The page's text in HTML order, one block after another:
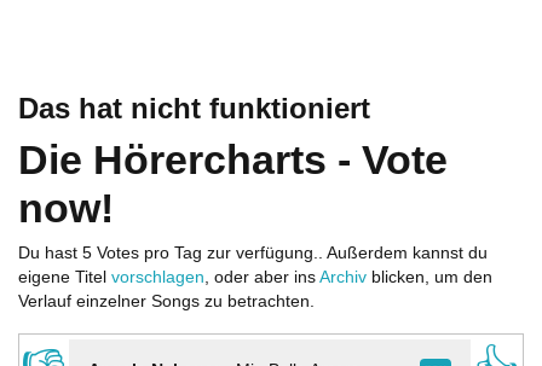
Das hat nicht funktioniert
Die Hörercharts - Vote
now!
Du hast 5 Votes pro Tag zur verfügung.. Außerdem kannst du
eigene Titel vorschlagen, oder aber ins Archiv blicken, um den
Verlauf einzelner Songs zu betrachten.